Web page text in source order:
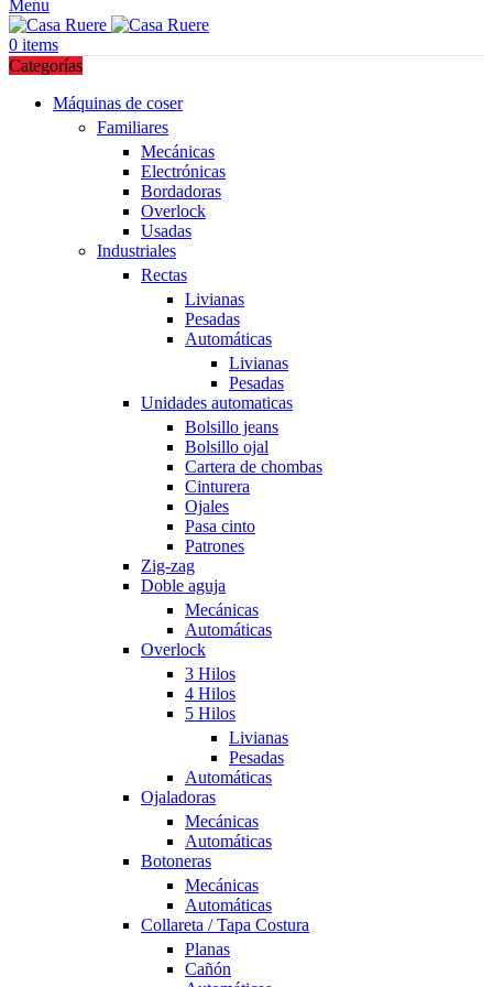
Menu
0 items
Categorías
Máquinas de coser
Familiares
Mecánicas
Electrónicas
Bordadoras
Overlock
Usadas
Industriales
Rectas
Livianas
Pesadas
Automáticas
Livianas
Pesadas
Unidades automaticas
Bolsillo jeans
Bolsillo ojal
Cartera de chombas
Cinturera
Ojales
Pasa cinto
Patrones
Zig-zag
Doble aguja
Mecánicas
Automáticas
Overlock
3 Hilos
4 Hilos
5 Hilos
Livianas
Pesadas
Automáticas
Ojaladoras
Mecánicas
Automáticas
Botoneras
Mecánicas
Automáticas
Collareta / Tapa Costura
Planas
Cañón